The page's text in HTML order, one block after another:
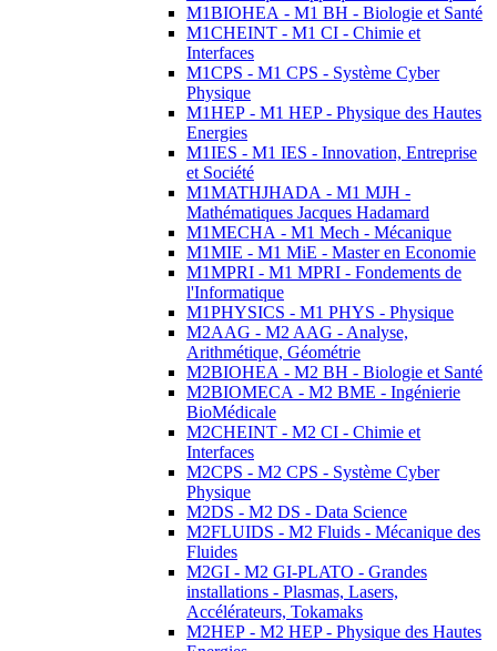
M1BIOHEA - M1 BH - Biologie et Santé
M1CHEINT - M1 CI - Chimie et
Interfaces
M1CPS - M1 CPS - Système Cyber
Physique
M1HEP - M1 HEP - Physique des Hautes
Energies
M1IES - M1 IES - Innovation, Entreprise
et Société
M1MATHJHADA - M1 MJH -
Mathématiques Jacques Hadamard
M1MECHA - M1 Mech - Mécanique
M1MIE - M1 MiE - Master en Economie
M1MPRI - M1 MPRI - Fondements de
l'Informatique
M1PHYSICS - M1 PHYS - Physique
M2AAG - M2 AAG - Analyse,
Arithmétique, Géométrie
M2BIOHEA - M2 BH - Biologie et Santé
M2BIOMECA - M2 BME - Ingénierie
BioMédicale
M2CHEINT - M2 CI - Chimie et
Interfaces
M2CPS - M2 CPS - Système Cyber
Physique
M2DS - M2 DS - Data Science
M2FLUIDS - M2 Fluids - Mécanique des
Fluides
M2GI - M2 GI-PLATO - Grandes
installations - Plasmas, Lasers,
Accélérateurs, Tokamaks
M2HEP - M2 HEP - Physique des Hautes